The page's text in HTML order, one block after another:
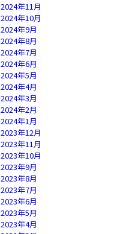
2024年11月
2024年10月
2024年9月
2024年8月
2024年7月
2024年6月
2024年5月
2024年4月
2024年3月
2024年2月
2024年1月
2023年12月
2023年11月
2023年10月
2023年9月
2023年8月
2023年7月
2023年6月
2023年5月
2023年4月